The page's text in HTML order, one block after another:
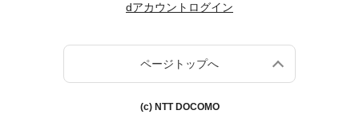
dアカウントログイン
ページトップへ
(c) NTT DOCOMO